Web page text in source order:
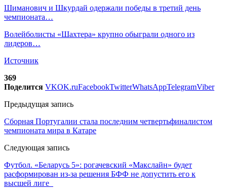
Шиманович и Шкурдай одержали победы в третий день
чемпионата…
Волейболисты «Шахтера» крупно обыграли одного из
лидеров…
Источник
369
Поделится VKOK.ruFacebookTwitterWhatsAppTelegramViber
Предыдущая запись
Сборная Португалии стала последним четвертьфиналистом
чемпионата мира в Катаре
Следующая запись
Футбол. «Беларусь 5»: рогачевский «Макслайн» будет
расформирован из-за решения БФФ не допустить его к
высшей лиге